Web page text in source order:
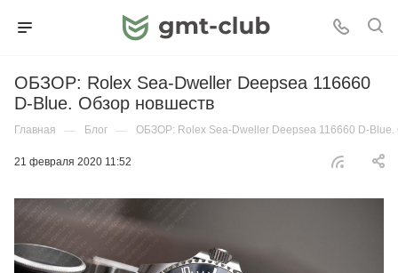
ОБЗОР: Rolex Sea-Dweller Deepsea 116660
D-Blue. Обзор новшеств
Главная — Блог — ОБЗОР: Rolex Sea-Dweller Deepsea 116660 D-Blue.
21 февраля 2020 11:52